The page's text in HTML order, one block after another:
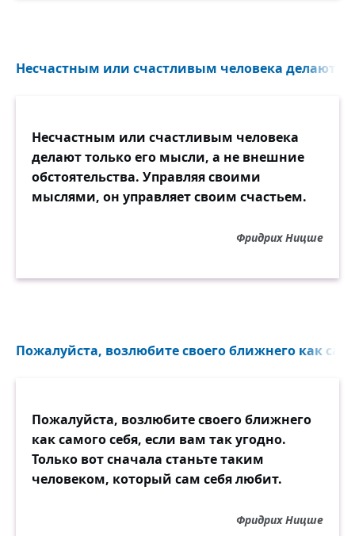
Несчастным или счастливым человека делают
Несчастным или счастливым человека
делают только его мысли, а не внешние
обстоятельства. Управляя своими
мыслями, он управляет своим счастьем.
Фридрих Ницше
Пожалуйста, возлюбите своего ближнего как
Пожалуйста, возлюбите своего ближнего
как самого себя, если вам так угодно.
Только вот сначала станьте таким
человеком, который сам себя любит.
Фридрих Ницше